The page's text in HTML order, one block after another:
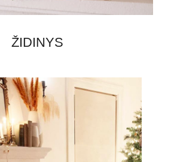
ŽIDINYS